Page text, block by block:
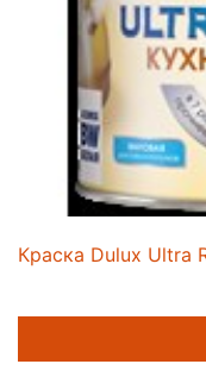
Краска Dulux Ultra